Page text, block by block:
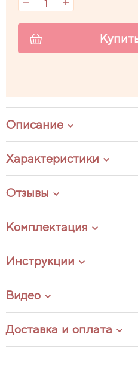
Описание
Характеристики
Отзывы
Комплектация
Инструкции
Видео
Доставка и оплата